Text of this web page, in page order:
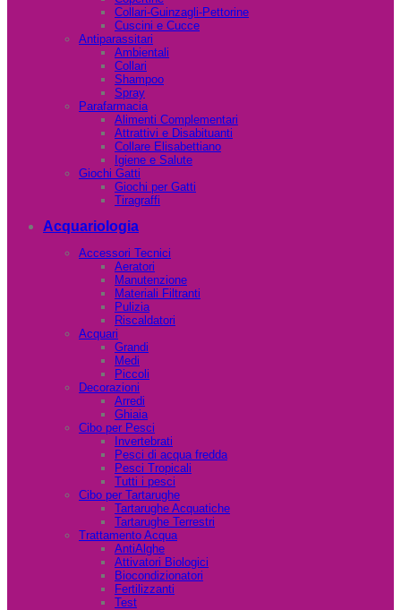
Collari-Guinzagli-Pettorine
Cuscini e Cucce
Antiparassitari
Ambientali
Collari
Shampoo
Spray
Parafarmacia
Alimenti Complementari
Attrattivi e Disabituanti
Collare Elisabettiano
Igiene e Salute
Giochi Gatti
Giochi per Gatti
Tiragraffi
Acquariologia
Accessori Tecnici
Aeratori
Manutenzione
Materiali Filtranti
Pulizia
Riscaldatori
Acquari
Grandi
Medi
Piccoli
Decorazioni
Arredi
Ghiaia
Cibo per Pesci
Invertebrati
Pesci di acqua fredda
Pesci Tropicali
Tutti i pesci
Cibo per Tartarughe
Tartarughe Acquatiche
Tartarughe Terrestri
Trattamento Acqua
AntiAlghe
Attivatori Biologici
Biocondizionatori
Fertilizzanti
Test